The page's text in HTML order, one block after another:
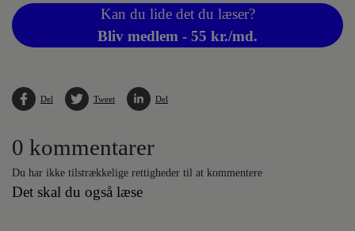
Kan du lide det du læser?
Bliv medlem - 55 kr./md.
Del Tweet Del
0 kommentarer
Du har ikke tilstrækkelige rettigheder til at kommentere
Det skal du også læse